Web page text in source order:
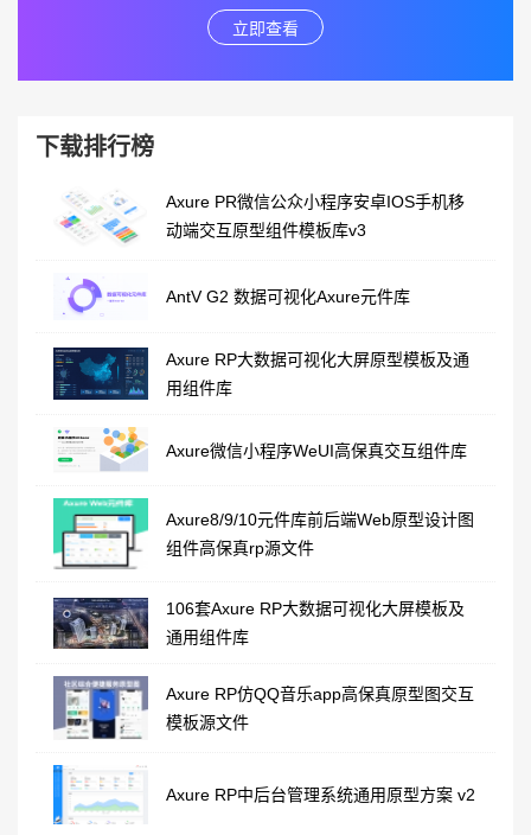
立即查看
下载排行榜
Axure PR微信公众小程序安卓IOS手机移
动端交互原型组件模板库v3
AntV G2 数据可视化Axure元件库
Axure RP大数据可视化大屏原型模板及通
用组件库
Axure微信小程序WeUI高保真交互组件库
Axure8/9/10元件库前后端Web原型设计图
组件高保真rp源文件
106套Axure RP大数据可视化大屏模板及
通用组件库
Axure RP仿QQ音乐app高保真原型图交互
模板源文件
Axure RP中后台管理系统通用原型方案 v2